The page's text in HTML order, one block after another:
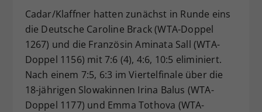
Cadar/Klaffner hatten zunächst in Runde eins
die Deutsche Caroline Brack (WTA-Doppel
1267) und die Französin Aminata Sall (WTA-
Doppel 1156) mit 7:6 (4), 4:6, 10:5 eliminiert.
Nach einem 7:5, 6:3 im Viertelfinale über die
18-jährigen Slowakinnen Irina Balus (WTA-
Doppel 1177) und Emma Tothova (WTA-